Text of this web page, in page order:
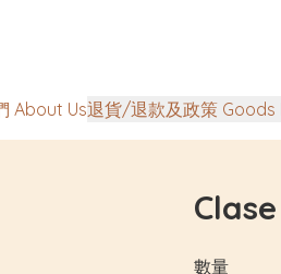
About Us退貨/退款及政策
數量